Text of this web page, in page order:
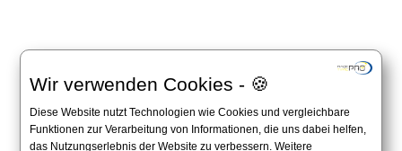
Wir verwenden Cookies - 🍪
Diese Website nutzt Technologien wie Cookies und vergleichbare
Funktionen zur Verarbeitung von Informationen, die uns dabei helfen,
das Nutzungserlebnis der Website zu verbessern. Weitere